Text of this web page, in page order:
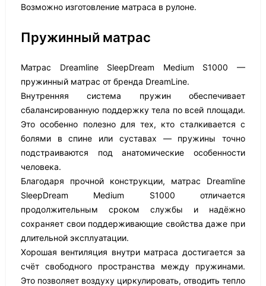
Возможно изготовление матраса в рулоне.
Пружинный матрас
Матрас Dreamline SleepDream Medium S1000 —
пружинный матрас от бренда DreamLine.
Внутренняя система пружин обеспечивает
сбалансированную поддержку тела по всей площади.
Это особенно полезно для тех, кто сталкивается с
болями в спине или суставах — пружины точно
подстраиваются под анатомические особенности
человека.
Благодаря прочной конструкции, матрас Dreamline
SleepDream Medium S1000 отличается
продолжительным сроком службы и надёжно
сохраняет свои поддерживающие свойства даже при
длительной эксплуатации.
Хорошая вентиляция внутри матраса достигается за
счёт свободного пространства между пружинами.
Это позволяет воздуху циркулировать, отводить тепло